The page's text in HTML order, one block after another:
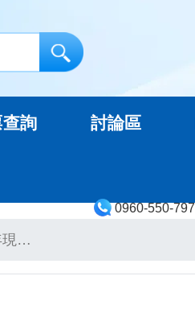
0960-550-797
詢 討論區
現…